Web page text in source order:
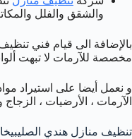
والشقق والفلل
بالإضافة الى قيام فني
مخصصة للآرمات لا تبهت
و نعمل أيضا على استيراد
الآرمات ، الأرضيات ،
تنظيف منازل هندي